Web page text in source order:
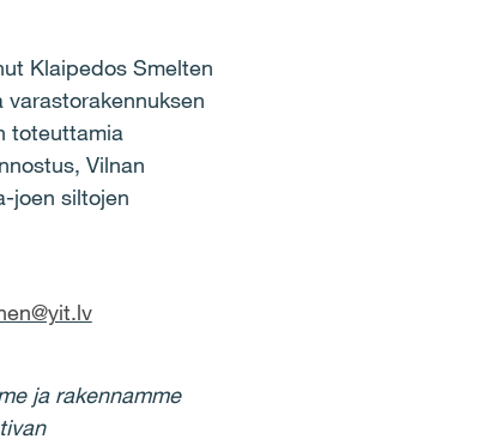
Klaipedos Smelten
toteuttamia
Vilnan
joen siltojen
ja rakennamme